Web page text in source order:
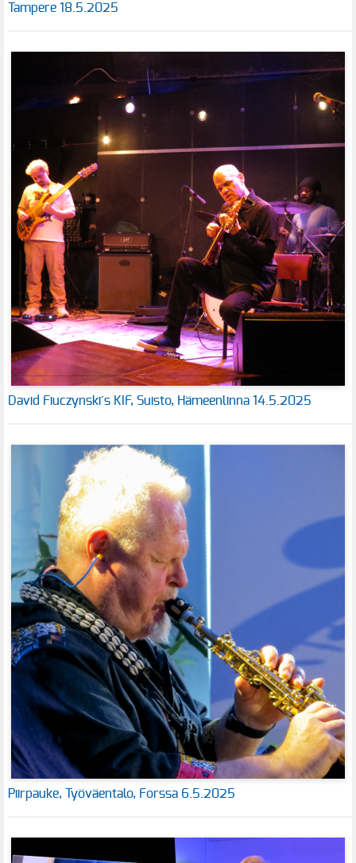
Tampere 18.5.2025
David Fiuczynski´s KIF, Suisto, Hämeenlinna 14.5.2025
Piirpauke, Työväentalo, Forssa 6.5.2025